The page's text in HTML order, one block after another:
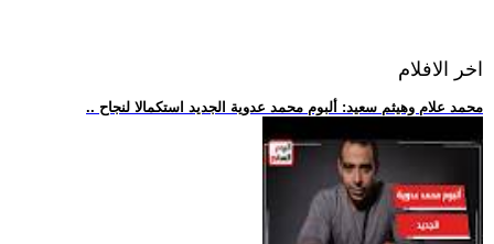
اخر الافلام
.. محمد علام وهيثم سعيد: ألبوم محمد عدوية الجديد استكمالا لنجاح